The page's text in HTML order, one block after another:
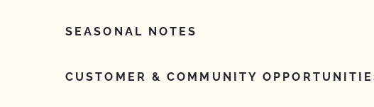
SEASONAL NOTES
CUSTOMER & COMMUNITY